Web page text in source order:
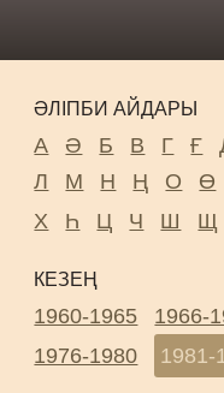
ӘЛІПБИ АЙДАРЫ
А Ә Б В Г Ғ
Л
М Н Ң О Ө
Х
Һ Ц Ч Ш Щ
КЕЗЕҢ
1960-1965 1966-
1976-1980
1981-